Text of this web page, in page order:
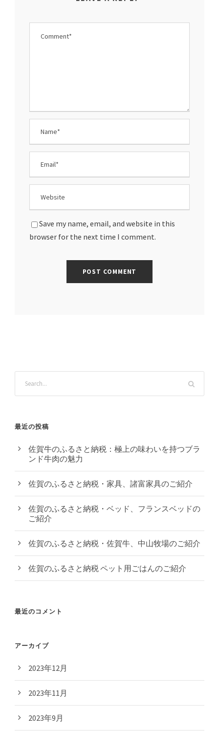
Save my name, email, and website in this
browser for the next time I comment.
最近の投稿
佐賀牛のふるさと納税：極上の味わいを持つブラ
ンド牛肉の魅力
佐賀のふるさと納税・家具、諸富家具のご紹介
佐賀のふるさと納税・ベッド、フランスベッドの
ご紹介
佐賀のふるさと納税・佐賀牛、中山牧場のご紹介
佐賀のふるさと納税 ペット用ごはんのご紹介
最近のコメント
アーカイブ
2023年12月
2023年11月
2023年9月